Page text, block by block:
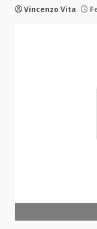
Vincenzo Vita